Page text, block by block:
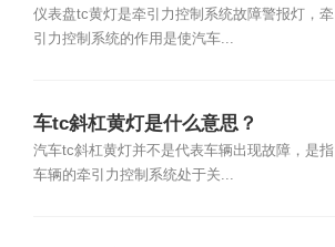
仪表盘tc黄灯是牵引力控制系统故障警报灯，牵
引力控制系统的作用是使汽车...
车tc斜杠黄灯是什么意思？
汽车tc斜杠黄灯并不是代表车辆出现故障，是指
车辆的牵引力控制系统处于关...